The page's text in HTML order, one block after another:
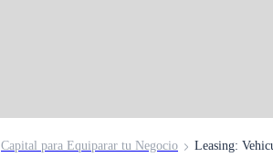
Capital para Equiparar tu Negocio Leasing: